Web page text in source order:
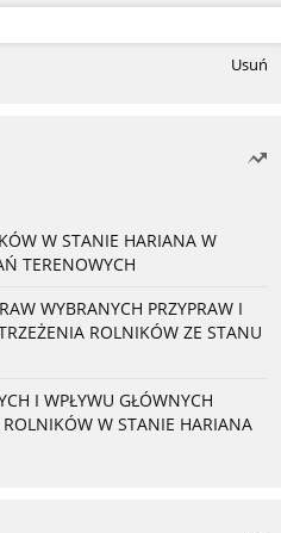
Usuń
W STANIE HARIANA W
TERENOWYCH
WYBRANYCH PRZYPRAW I
ROLNIKÓW ZE STANU
I WPŁYWU GŁÓWNYCH
W STANIE HARIANA